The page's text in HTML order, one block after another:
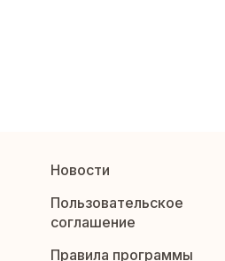
Новости
Пользовательское
соглашение
Правила программы